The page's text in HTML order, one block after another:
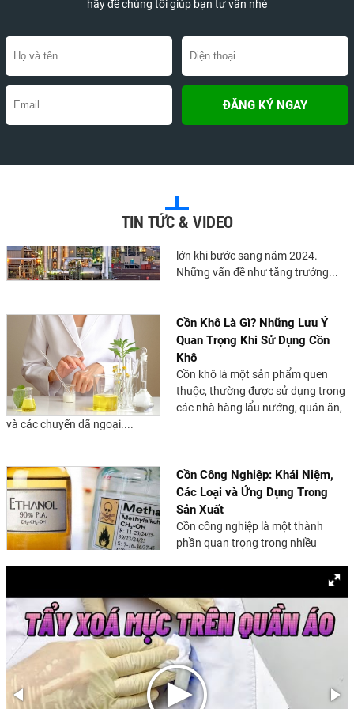
hãy để chúng tôi giúp bạn tư vấn nhé
TIN TỨC & VIDEO
Hướng Dẫn Chi Tiết Về Thủ Tục
Khai Báo Hóa Chất Nhập Khẩu
Việc khai báo hóa chất nhập khẩu
là một bước quan trọng đối với các
doanh nghiệp khi nhập khẩu hóa
Năm 2024
Ngành công nghiệp hóa chất toàn
lớn khi bước sang năm 2024.
Những vấn đề như tăng trưởng...
Cồn Khô Là Gì? Những Lưu Ý
Quan Trọng Khi Sử Dụng Cồn
Khô
Cồn khô là một sản phẩm quen
thuộc, thường được sử dụng trong
các nhà hàng lẩu nướng, quán ăn,
và các chuyến dã ngoại....
Cồn Công Nghiệp: Khái Niệm,
Các Loại và Ứng Dụng Trong
Sản Xuất
Cồn công nghiệp là một thành
phần quan trọng trong nhiều
Hướng Dẫn An Toàn Vận Chuyển
Hóa Chất Công Nghiệp
An toàn hóa chất là một yếu tố
quan trọng trong quá trình vận
chuyển hóa chất công nghiệp. Để